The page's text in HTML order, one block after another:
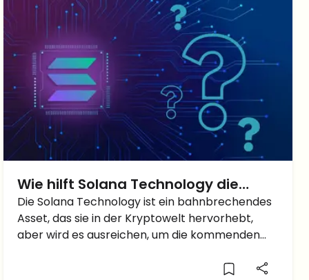
Wie hilft Solana Technology die
Herausforderungen zu meistern?
Die Solana Technology ist ein bahnbrechendes
Asset, das sie in der Kryptowelt hervorhebt,
aber wird es ausreichen, um die kommenden